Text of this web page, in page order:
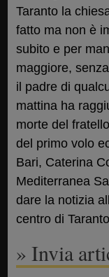
Taranto la
fatto ma non è
subito e per
maggiore,
il padre di
mattina ha
morte del
del primo volo
Bari, Caterina
Mediterranea
dare la notizia
centro di
» Invia